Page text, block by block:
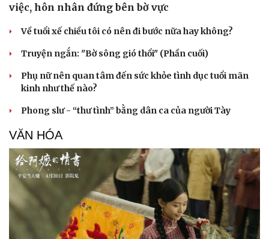
Sân khấu - Điện ảnh
Văn học
Âm nhạc
Di sản
Nghệ sĩ
việc, hôn nhân đứng bên bờ vực
Về tuổi xế chiều tôi có nên đi bước nữa hay không?
Truyện ngắn: "Bờ sông gió thổi" (Phần cuối)
Phụ nữ nên quan tâm đến sức khỏe tình dục tuổi mãn
kinh như thế nào?
Phong slư - “thư tình” bằng dân ca của người Tày
VĂN HÓA